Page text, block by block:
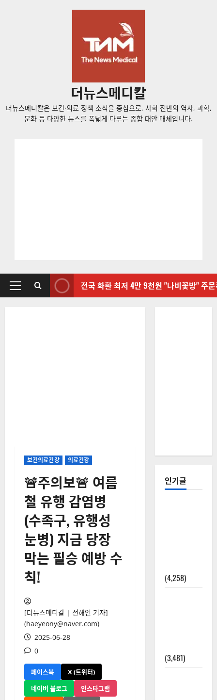
더뉴스메디칼
더뉴스메디칼은 보건·의료 정책 소식을 중심으로, 사회 전반의 역사, 과학,
문화 등 다양한 뉴스를 폭넓게 다루는 종합 대안 매체입니다.
기
전국 화환 최저 4만 9천원 "나비꽃방" 주
보건의료건강 의료건강
🚨주의보🚨 여름
철 유행 감염병
(수족구, 유행성
눈병) 지금 당장
막는 필승 예방 수
칙!
[더뉴스메디칼 | 전해연 기자]
(haeyeony@naver.com)
2025-06-28
0
페이스북
X (트위터)
네이버 블로그
인스타그램
인기글
(4,258)
(3,481)